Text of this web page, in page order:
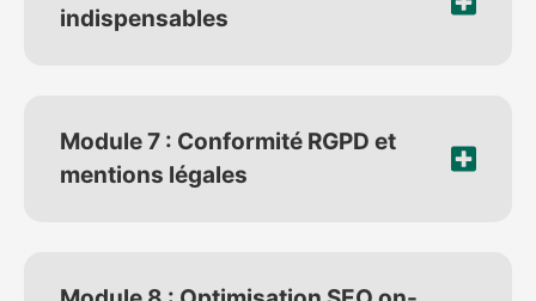
indispensables
Module 7 : Conformité RGPD et
mentions légales